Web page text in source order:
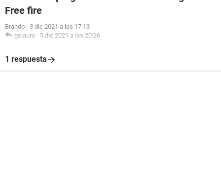
Free fire
Brando - 3 dic 2021 a las 17:13
gslaura - 5 dic 2021 a las 20:26
1 respuesta